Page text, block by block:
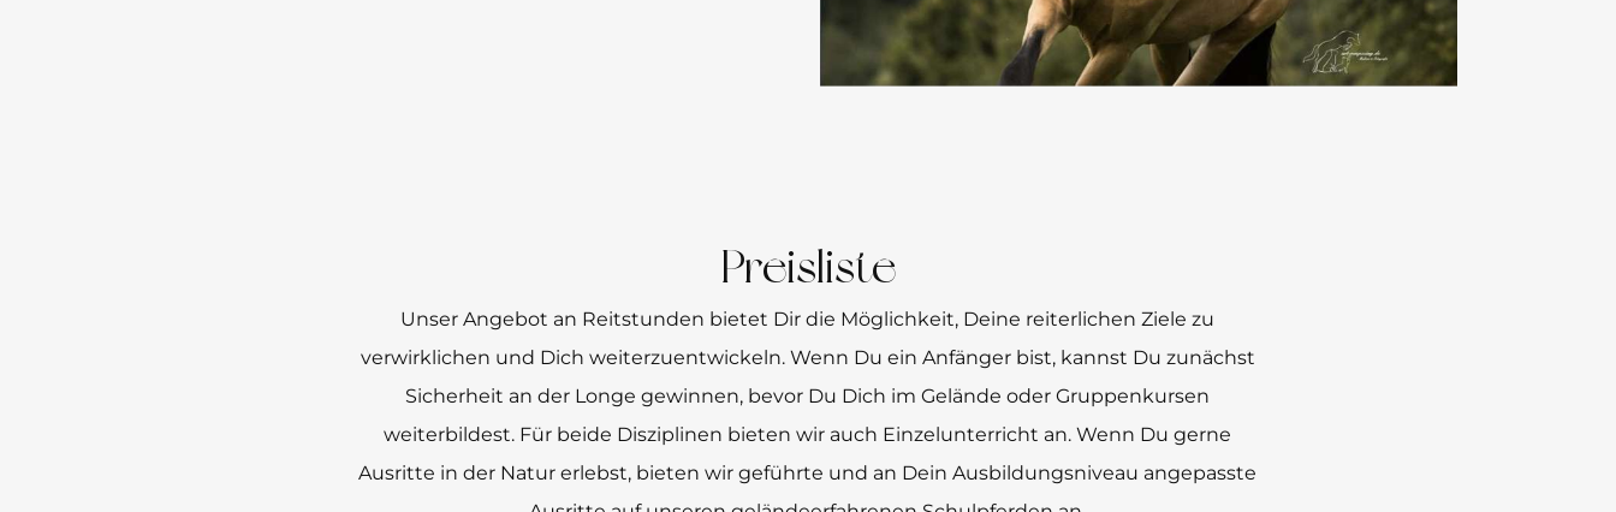
Preisliste
Unser Angebot an Reitstunden bietet Dir die Möglichkeit, Deine reiterlichen Ziele zu
verwirklichen und Dich weiterzuentwickeln. Wenn Du ein Anfänger bist, kannst Du zunächst
Sicherheit an der Longe gewinnen, bevor Du Dich im Gelände oder Gruppenkursen
weiterbildest. Für beide Disziplinen bieten wir auch Einzelunterricht an. Wenn Du gerne
Ausritte in der Natur erlebst, bieten wir geführte und an Dein Ausbildungsniveau angepasste